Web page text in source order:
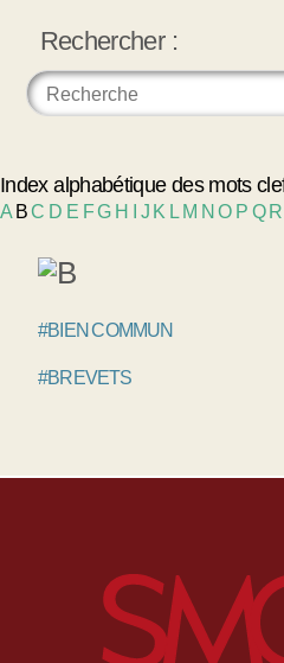
Rechercher :
Index alphabétique des mots
A BC D E FG H J K L M NO P Q R
#BIEN COMMUN
#BREVETS